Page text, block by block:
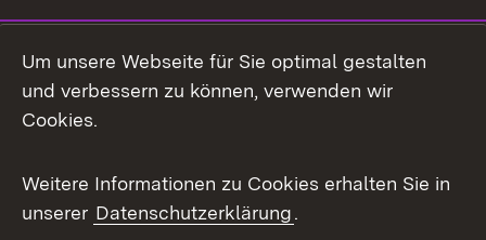
Facebook
X / Twitter
Youtube
Um unsere Webseite für Sie optimal gestalten
und verbessern zu können, verwenden wir
Cookies.
Weitere Informationen zu Cookies erhalten Sie in
unserer Datenschutzerklärung.